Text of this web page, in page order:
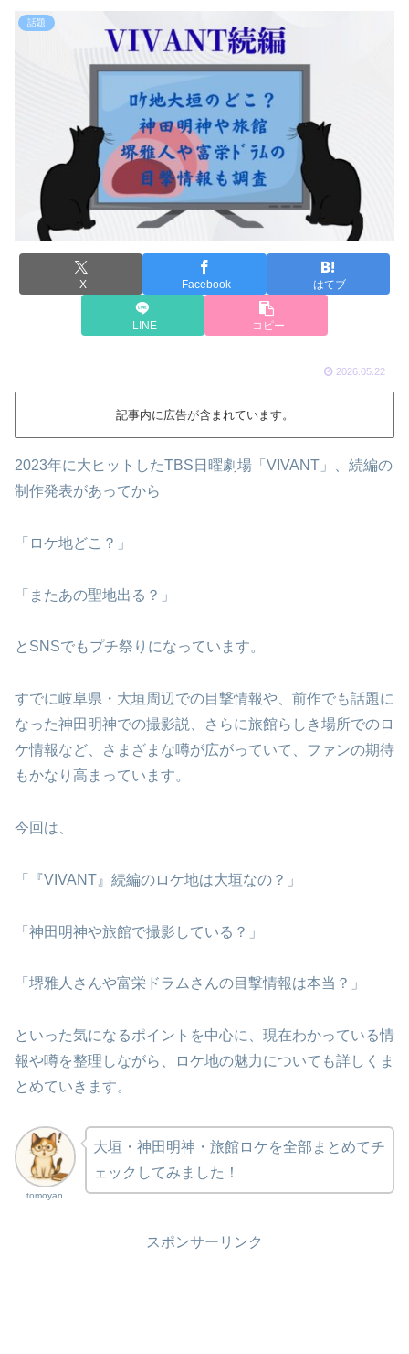
話題
X Facebook はてブ
LINE コピー
2026.05.22
記事内に広告が含まれています。
2023年に大ヒットしたTBS日曜劇場「VIVANT」、続編の
制作発表があってから
「ロケ地どこ？」
「またあの聖地出る？」
とSNSでもプチ祭りになっています。
すでに岐阜県・大垣周辺での目撃情報や、前作でも話題に
なった神田明神での撮影説、さらに旅館らしき場所でのロ
ケ情報など、さまざまな噂が広がっていて、ファンの期待
もかなり高まっています。
今回は、
「『VIVANT』続編のロケ地は大垣なの？」
「神田明神や旅館で撮影している？」
「堺雅人さんや富栄ドラムさんの目撃情報は本当？」
といった気になるポイントを中心に、現在わかっている情
報や噂を整理しながら、ロケ地の魅力についても詳しくま
とめていきます。
tomoyan
大垣・神田明神・旅館ロケを全部まとめてチ
ェックしてみました！
スポンサーリンク